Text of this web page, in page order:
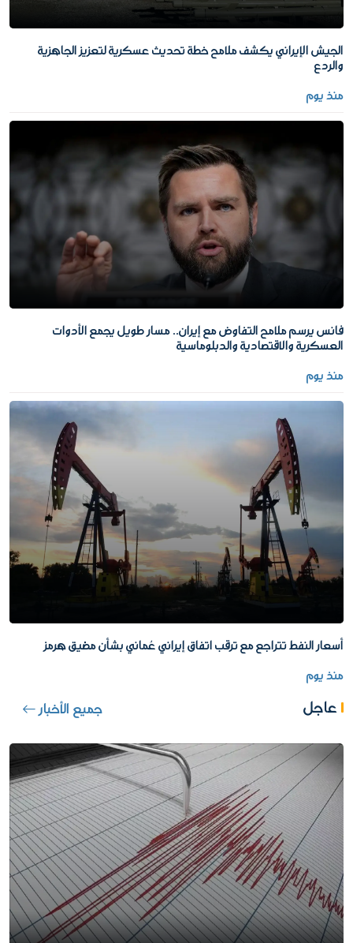
الجيش الإيراني يكشف ملامح خطة تحديث عسكرية لتعزيز الجاهزية
والردع
منذ يوم
فانس يرسم ملامح التفاوض مع إيران.. مسار طويل يجمع الأدوات
العسكرية والاقتصادية والدبلوماسية
منذ يوم
أسعار النفط تتراجع مع ترقب اتفاق إيراني عُماني بشأن مضيق هرمز
منذ يوم
عاجل جميع الأخبار